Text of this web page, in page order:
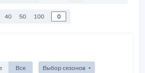
40 50 100
Все Выбор сезонов